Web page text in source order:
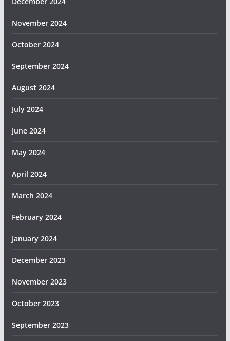
November 2024
October 2024
September 2024
August 2024
July 2024
June 2024
May 2024
April 2024
March 2024
February 2024
January 2024
December 2023
November 2023
October 2023
September 2023